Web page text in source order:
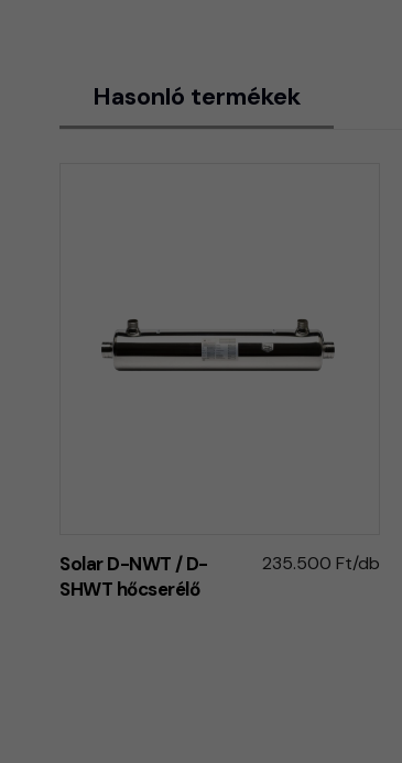
Hasonló termékek
Solar D-NWT / D-
SHWT hőcserélő
235.500 Ft/db